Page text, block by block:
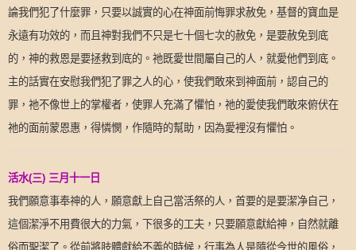
論我們犯了什麼罪，只要以誠實的心在神面前悔罪求赦免，基督的寶血是
永遠有功效的，而且神對我們不只是七十個七次的赦免，是要赦免到底
的，神的救恩是要拯救到底的。祂既愛世間屬自己的人，就愛他們到底。
主的話實在安慰我們犯了罪之人的心，使我們敢來到神面前，認自己的
罪，祂不像世上的掌權者，使罪人充滿了懼怕，祂的愛使我們敢來俯伏在
祂的面前蒙恩惠，得憐憫，作隨時的幫助，因為愛裡沒有懼怕。
活水(三) 三月十一日
我們願意事奉神的人，願意獻上自己當活祭的人，首要的是要潔净自己，
這個潔淨不用費很大的力氣，下很多的工夫，只要願意獻給神，自然就離
俗而聖潔了。從前將肢體獻給不義的時候，行事為人是隨從今世的風俗，